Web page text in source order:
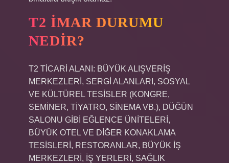
T2 IMAR DURUMU
NEDIR?
T2 TİCARİ ALANI: BÜYÜK ALIŞVERİŞ
MERKEZLERİ, SERGİ ALANLARI, SOSYAL
VE KÜLTÜREL TESİSLER (KONGRE,
SEMİNER, TİYATRO, SİNEMA VB.), DÜĞÜN
SALONU GİBİ EĞLENCE ÜNİTELERİ,
BÜYÜK OTEL VE ​​DİĞER KONAKLAMA
TESİSLERİ, RESTORANLAR, BÜYÜK İŞ
MERKEZLERİ, İŞ YERLERİ, SAĞLIK